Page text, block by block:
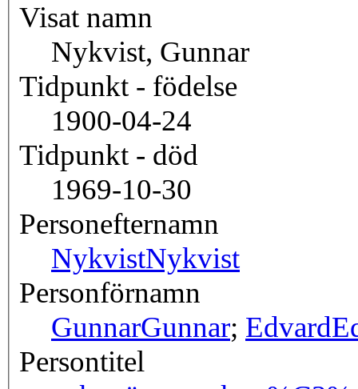
Visat namn
Nykvist, Gunnar
Tidpunkt - födelse
1900-04-24
Tidpunkt - död
1969-10-30
Personefternamn
NykvistNykvist
Personförnamn
GunnarGunnar; Edvard
Persontitel